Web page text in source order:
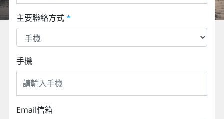
主要聯絡方式*
手機
Email信箱